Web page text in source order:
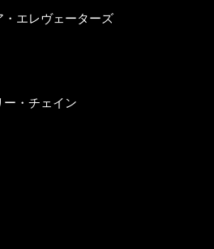
エレヴェーターズ
ー・チェイン